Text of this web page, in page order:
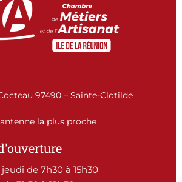
97490 – Sainte-Clotilde
la plus proche
de 7h30 à 15h30